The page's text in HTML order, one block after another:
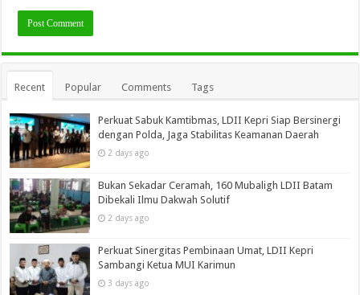
Recent Popular Comments Tags
Perkuat Sabuk Kamtibmas, LDII Kepri Siap Bersinergi
dengan Polda, Jaga Stabilitas Keamanan Daerah
2 days ago
Bukan Sekadar Ceramah, 160 Mubaligh LDII Batam
Dibekali Ilmu Dakwah Solutif
2 days ago
Perkuat Sinergitas Pembinaan Umat, LDII Kepri
Sambangi Ketua MUI Karimun
3 days ago